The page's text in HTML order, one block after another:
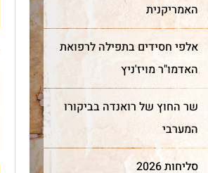
האמריקנית
אלפי חסידים בתפילה לרפואת
האדמו"ר מויז'ניץ
שר החוץ של רואנדה בביקורו
המערבי
סליחות 2026